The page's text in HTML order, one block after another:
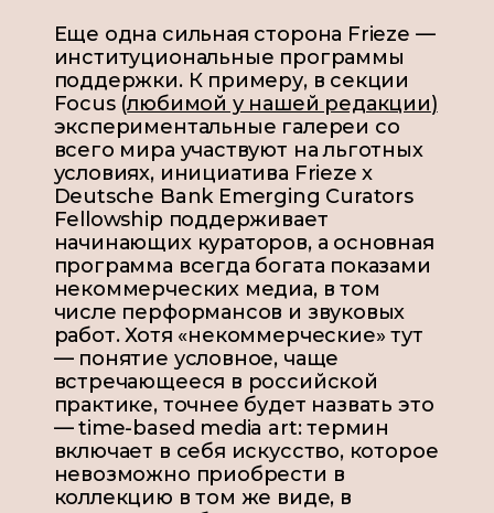
Еще одна сильная сторона Frieze —
институциональные программы
поддержки. К примеру, в секции
Focus (любимой у нашей редакции)
экспериментальные галереи со
всего мира участвуют на льготных
условиях, инициатива Frieze x
Deutsche Bank Emerging Curators
Fellowship поддерживает
начинающих кураторов, а основная
программа всегда богата показами
некоммерческих медиа, в том
числе перформансов и звуковых
работ. Хотя «некоммерческие» тут
— понятие условное, чаще
встречающееся в российской
практике, точнее будет назвать это
— time-based media art: термин
включает в себя искусство, которое
невозможно приобрести в
коллекцию в том же виде, в